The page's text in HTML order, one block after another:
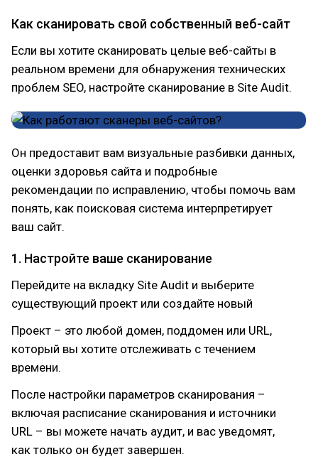
Как сканировать свой собственный веб-сайт
Если вы хотите сканировать целые веб-сайты в
реальном времени для обнаружения технических
проблем SEO, настройте сканирование в Site Audit.
Он предоставит вам визуальные разбивки данных,
оценки здоровья сайта и подробные
рекомендации по исправлению, чтобы помочь вам
понять, как поисковая система интерпретирует
ваш сайт.
1. Настройте ваше сканирование
Перейдите на вкладку Site Audit и выберите
существующий проект или создайте новый
Проект – это любой домен, поддомен или URL,
который вы хотите отслеживать с течением
времени.
После настройки параметров сканирования –
включая расписание сканирования и источники
URL – вы можете начать аудит, и вас уведомят,
как только он будет завершен.